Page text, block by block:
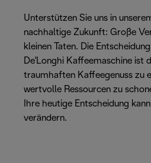
Unterstützen Sie uns in
nachhaltige Zukunft: Große
kleinen Taten. Die
De'Longhi Kaffeemaschine ist
traumhaften Kaffeegenuss zu
wertvolle Ressourcen zu
Ihre heutige Entscheidung
verändern.